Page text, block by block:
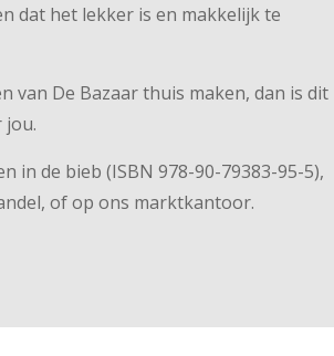
dat het lekker is en makkelijk te
van De Bazaar thuis maken, dan is dit
jou.
in de bieb (ISBN 978-90-79383-95-5),
of op ons marktkantoor.